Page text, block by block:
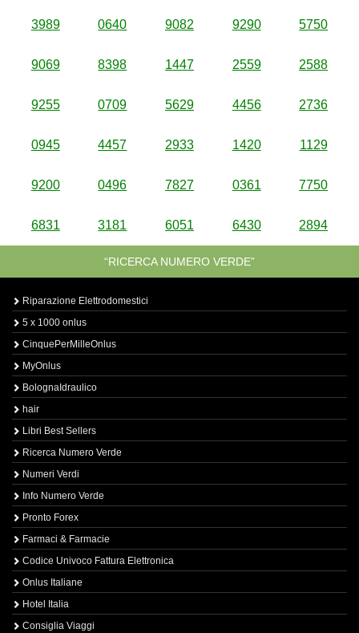
3989 0640 9082 9290 5750
9069 8398 1447 2559 2588
9255 0709 5629 4456 2736
0945 4457 2933 1420 1129
9200 0496 7827 0361 7750
6831 3181 6051 6430 2894
“RICERCA NUMERO VERDE”
Riparazione Elettrodomestici
5 x 1000 onlus
CinquePerMilleOnlus
MyOnlus
BolognaIdraulico
hair
Libri Best Sellers
Ricerca Numero Verde
Numeri Verdi
Info Numero Verde
Pronto Forex
Farmaci & Farmacie
Codice Univoco Fattura Elettronica
Onlus Italiane
Hotel Italia
Consiglia Viaggi